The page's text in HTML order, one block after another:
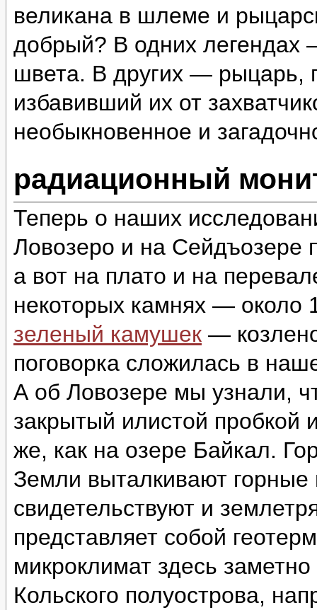
великана в шлеме и
добрый? В одних
швета. В других —
избавивший их от
необыкновенное и
радиационный
Теперь о наших
Ловозеро и на Сейдъозере
а вот на плато и на
некоторых камнях — около
зеленый камушек —
поговорка сложилась в
А об Ловозере мы узнали,
закрытый илистой пробкой
же, как на озере Байкал.
Земли выталкивают
свидетельствуют и
представляет собой
микроклимат здесь
Кольского полуострова,